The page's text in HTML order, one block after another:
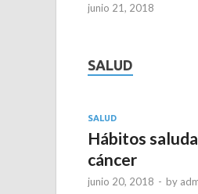
junio 21, 2018
SALUD
SALUD
Hábitos
cáncer
junio 20, 2018 - by